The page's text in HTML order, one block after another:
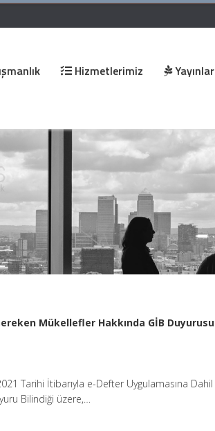
Hizmetlerimiz Yayınlar
Mükellefler Hakkında GİB Duyurusu
Tarihi İtibarıyla e-Defter Uygulamasına Dahil
Bilindiği üzere,…